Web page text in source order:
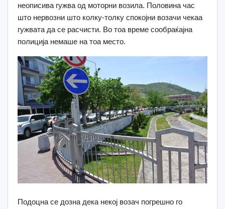
неописива гужва од моторни возила. Половина час
што нервозни што колку-толку спокојни возачи чекаа
гужвата да се расчисти. Во тоа време сообраќајна
полиција немаше на тоа место.
Подоцна се дозна дека некој возач погрешно го